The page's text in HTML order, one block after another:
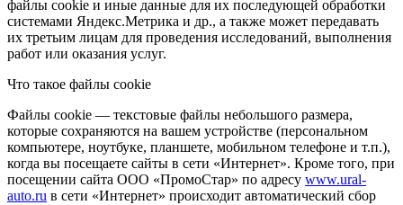
файлы cookie и иные данные для их последующей обработки
системами Яндекс.Метрика и др., а также может передавать
их третьим лицам для проведения исследований, выполнения
работ или оказания услуг.
Что такое файлы cookie
Файлы cookie — текстовые файлы небольшого размера,
которые сохраняются на вашем устройстве (персональном
компьютере, ноутбуке, планшете, мобильном телефоне и т.п.),
когда вы посещаете сайты в сети «Интернет». Кроме того, при
посещении сайта ООО «ПромоСтар» по адресу www.ural-
auto.ru в сети «Интернет» происходит автоматический сбор